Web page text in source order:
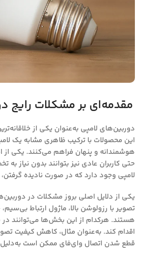
مقدمه‌ای بر مشکلات رایج
دوربین‌های لامپی به‌عنوان یکی از
هوشمندانه و پنهان فراهم می‌کنند. یکی
حتی کاربران عادی نیز بتوانند بدون نیاز
لامپی وجود دارد که در صورت نادیده
یکی از دلایل اصلی بروز مشکلات در
تصویر با رزولوشن بالا، ماژول ارتباط
هستند. هرکدام از این بخش‌ها می‌توانند
اقدام کند. به‌عنوان مثال، کاهش کیفیت
قطع شدن اتصال وای‌فای ممکن است به‌دلیل